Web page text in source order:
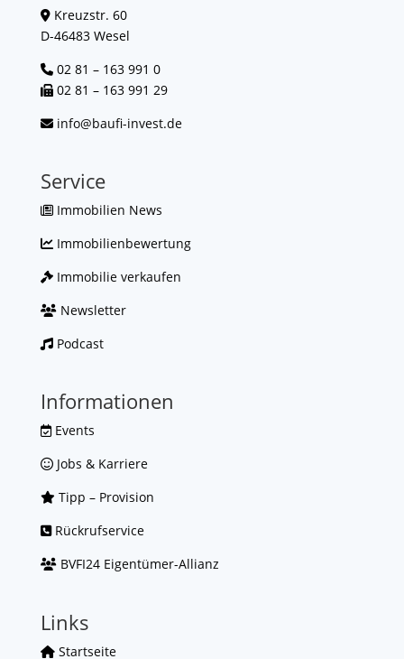
Kreuzstr. 60
D-46483 Wesel
02 81 – 163 991 0
02 81 – 163 991 29
info@baufi-invest.de
Service
Immobilien News
Immobilienbewertung
Immobilie verkaufen
Newsletter
Podcast
Informationen
Events
Jobs & Karriere
Tipp – Provision
Rückrufservice
BVFI24 Eigentümer-Allianz
Links
Startseite